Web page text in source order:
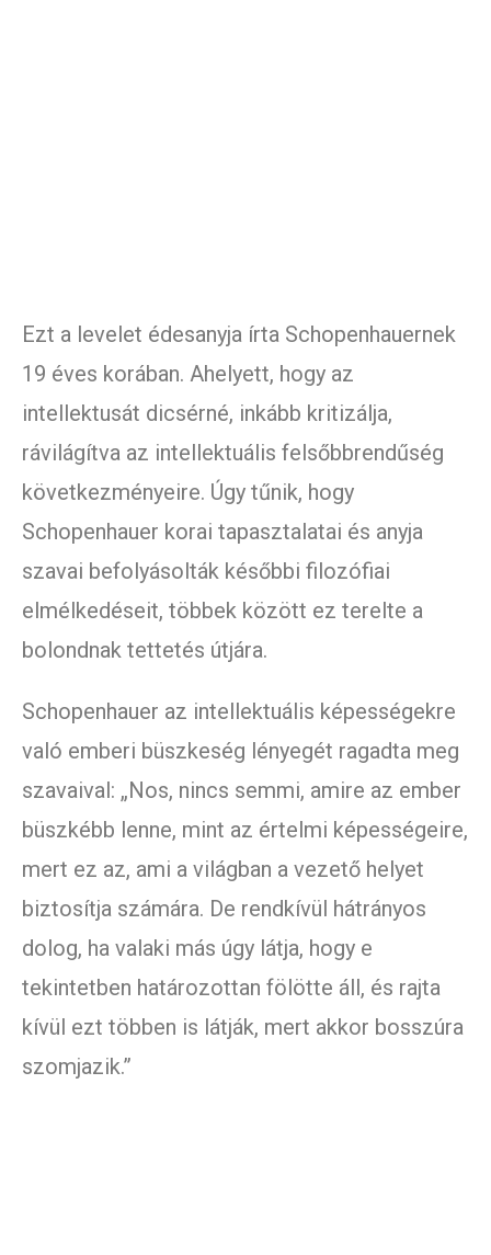
Ezt a levelet édesanyja írta Schopenhauernek
19 éves korában. Ahelyett, hogy az
intellektusát dicsérné, inkább kritizálja,
rávilágítva az intellektuális felsőbbrendűség
következményeire. Úgy tűnik, hogy
Schopenhauer korai tapasztalatai és anyja
szavai befolyásolták későbbi filozófiai
elmélkedéseit, többek között ez terelte a
bolondnak tettetés útjára.
Schopenhauer az intellektuális képességekre
való emberi büszkeség lényegét ragadta meg
szavaival: „Nos, nincs semmi, amire az ember
büszkébb lenne, mint az értelmi képességeire,
mert ez az, ami a világban a vezető helyet
biztosítja számára. De rendkívül hátrányos
dolog, ha valaki más úgy látja, hogy e
tekintetben határozottan fölötte áll, és rajta
kívül ezt többen is látják, mert akkor bosszúra
szomjazik.”